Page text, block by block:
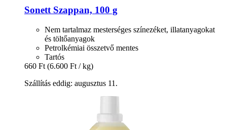
SonettSzappan, 100 g
Nem tartalmaz mesterséges színezéket, illatanyagokat
és töltőanyagok
Petrolkémiai összetvő mentes
Tartós
660 Ft (6.600 Ft / kg)
Szállítás eddig: augusztus 11.